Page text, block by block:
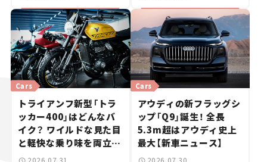
トライアンフ新型「トラ
ッカー400」はどんなバ
イク？ ワイルドな見た目
と軽快な乗り味を両立し
た400ccフラットトラッ
Cars
2026.07.31
アウディの新フラッグシ
ップ「Q9」誕生！ 全長
5.3m超はアウディ史上
最大【新車ニュース】
Cars
2026.07.30